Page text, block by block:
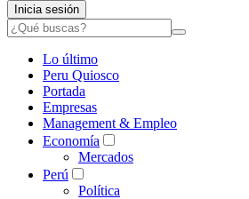
Inicia sesión
Lo último
Peru Quiosco
Portada
Empresas
Management & Empleo
Economía
Mercados
Perú
Política